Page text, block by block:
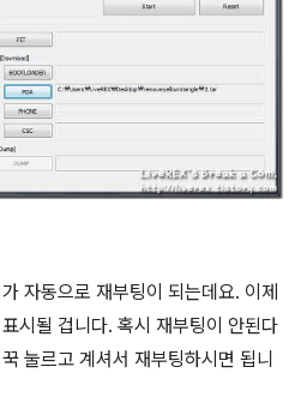
자동으로 재부팅이 되는데요. 이제
시될 겁니다. 혹시 재부팅이 안된다
눌르고 계셔서 재부팅하시면 됩니